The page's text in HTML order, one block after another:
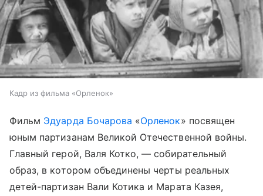
Кадр из фильма «Орленок»
Фильм Эдуарда Бочарова «Орленок» посвящен
юным партизанам Великой Отечественной войны.
Главный герой, Валя Котко, — собирательный
образ, в котором объединены черты реальных
детей-партизан Вали Котика и Марата Казея,